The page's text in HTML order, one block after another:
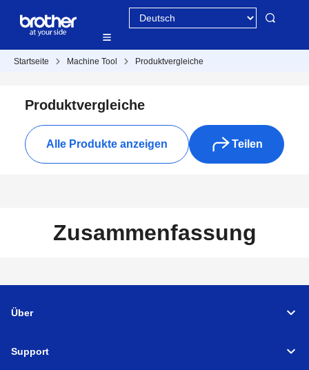
Startseite Machine Tool Produktvergleiche
Produktvergleiche
Alle Produkte anzeigen Teilen
Zusammenfassung
Über
Support